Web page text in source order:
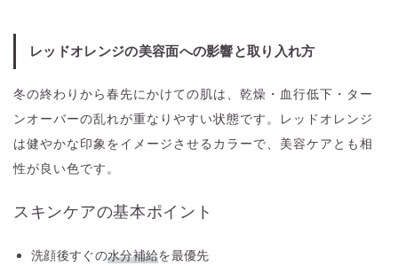
レッドオレンジの美容面への影響と取り入れ方
冬の終わりから春先にかけての肌は、乾燥・血行低下・ター
ンオーバーの乱れが重なりやすい状態です。レッドオレンジ
は健やかな印象をイメージさせるカラーで、美容ケアとも相
性が良い色です。
スキンケアの基本ポイント
洗顔後すぐの水分補給を最優先